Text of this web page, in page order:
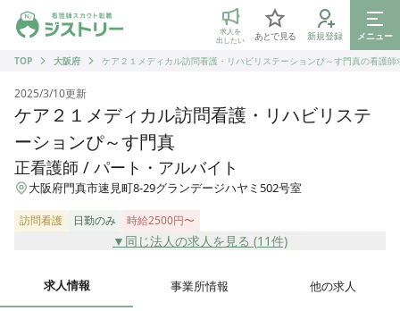
ジストリー 看護師の転職マッチング
求人を
出したい
あとで見る 新規登録
メニュー
TOP
大阪府 ケア２１メディカル訪問看護・リハビリステーションぴ～す門真の看護師
2025/3/10更新
ケア２１メディカル訪問看護・リハビリステ
ーションぴ～す門真
正看護師 / パート・アルバイト
大阪府門真市速見町8-29グランデージハヤミ502号室
訪問看護 日勤のみ 時給2500円〜
▼同じ法人の求人を見る (11件)
求人情報 事業所情報 他の求人